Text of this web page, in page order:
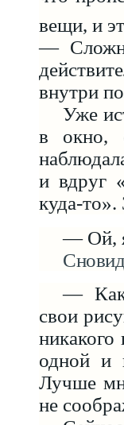
вещи, и
—
внутри
Уже
в окно,
и вдруг
куда-то».
— Ой,
—
свои
никакого
одной и
Лучше
не